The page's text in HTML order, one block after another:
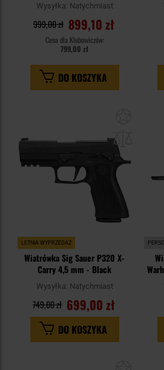
Wysyłka: Natychmiast
899,10 zł
999,00 zł
Cena dla Klubowiczów:
799,00 zł
DO KOSZYKA
LETNIA WYPRZEDAŻ
Wiatrówka Sig Sauer P320 X-
Carry 4,5 mm - Black
Wysyłka: Natychmiast
699,00 zł
749,00 zł
DO KOSZYKA